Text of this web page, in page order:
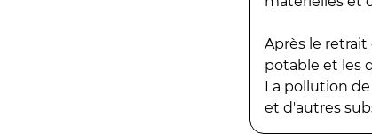
Après le
potable et les
La pollution
et d'autres